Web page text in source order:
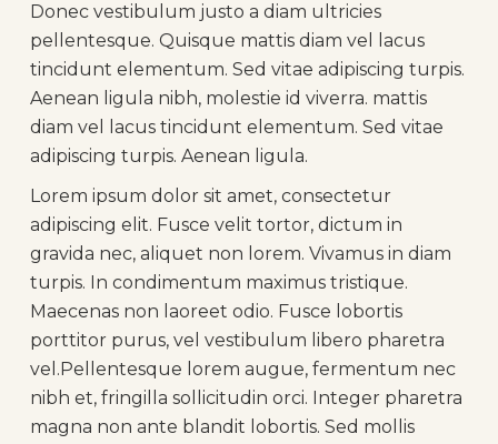
Donec vestibulum justo a diam ultricies
pellentesque. Quisque mattis diam vel lacus
tincidunt elementum. Sed vitae adipiscing turpis.
Aenean ligula nibh, molestie id viverra. mattis
diam vel lacus tincidunt elementum. Sed vitae
adipiscing turpis. Aenean ligula.
Lorem ipsum dolor sit amet, consectetur
adipiscing elit. Fusce velit tortor, dictum in
gravida nec, aliquet non lorem. Vivamus in diam
turpis. In condimentum maximus tristique.
Maecenas non laoreet odio. Fusce lobortis
porttitor purus, vel vestibulum libero pharetra
vel.Pellentesque lorem augue, fermentum nec
nibh et, fringilla sollicitudin orci. Integer pharetra
magna non ante blandit lobortis. Sed mollis